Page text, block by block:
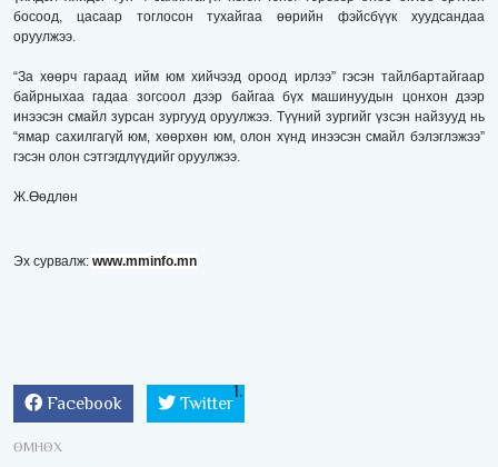
босоод, цасаар тоглосон тухайгаа өөрийн фэйсбүүк хуудсандаа
оруулжээ.
“За хөөрч гараад ийм юм хийчээд ороод ирлээ” гэсэн тайлбартайгаар
байрныхаа гадаа зогсоол дээр байгаа бүх машинуудын цонхон дээр
инээсэн смайл зурсан зургууд оруулжээ. Түүний зургийг үзсэн найзууд нь
“ямар сахилгагүй юм, хөөрхөн юм, олон хүнд инээсэн смайл бэлэглэжээ”
гэсэн олон сэтгэгдлүүдийг оруулжээ.
Ж.Өөдлөн
Эх сурвалж: www.mminfo.mn
Facebook Twitter
ӨМНӨХ